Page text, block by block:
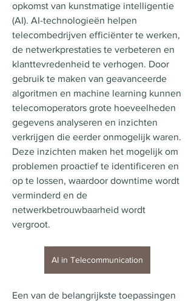
opkomst van kunstmatige intelligentie
(AI). AI-technologieën helpen
telecombedrijven efficiënter te werken,
de netwerkprestaties te verbeteren en
klanttevredenheid te verhogen. Door
gebruik te maken van geavanceerde
algoritmen en machine learning kunnen
telecomoperators grote hoeveelheden
gegevens analyseren en inzichten
verkrijgen die eerder onmogelijk waren.
Deze inzichten maken het mogelijk om
problemen proactief te identificeren en
op te lossen, waardoor downtime wordt
verminderd en de
netwerkbetrouwbaarheid wordt
vergroot.
AI in Telecommunication
Een van de belangrijkste toepassingen